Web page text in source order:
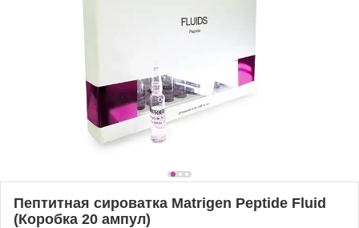
Пептитная сироватка Matrigen Peptide Fluid
(Коробка 20 ампул)